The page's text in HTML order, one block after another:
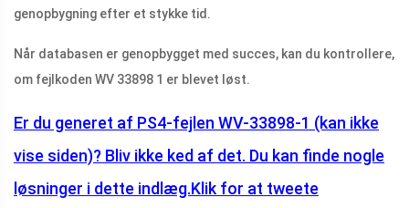
genopbygning efter et stykke tid.
Når databasen er genopbygget med succes, kan du kontrollere,
om fejlkoden WV 33898 1 er blevet løst.
Er du generet af PS4-fejlen WV-33898-1 (kan ikke
vise siden)? Bliv ikke ked af det. Du kan finde nogle
løsninger i dette indlæg.Klik for at tweete